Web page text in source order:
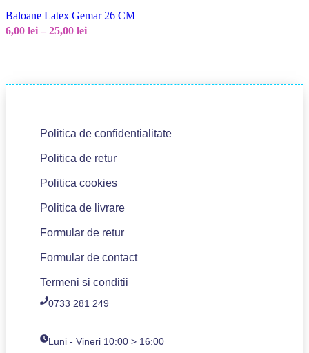
Baloane Latex Gemar 26 CM
6,00 lei – 25,00 lei
Politica de confidentialitate
Politica de retur
Politica cookies
Politica de livrare
Formular de retur
Formular de contact
Termeni si conditii
0733 281 249
Luni - Vineri 10:00 > 16:00